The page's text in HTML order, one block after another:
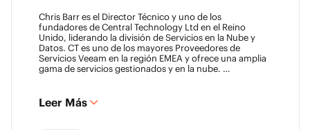
Chris Barr es el Director Técnico y uno de los
fundadores de Central Technology Ltd en el Reino
Unido, liderando la división de Servicios en la Nube y
Datos. CT es uno de los mayores Proveedores de
Servicios Veeam en la región EMEA y ofrece una amplia
gama de servicios gestionados y en la nube.
y tiene mucha experiencia en infraestructura de red
Juniper, virtualización, respaldo y recuperación ante
Leer Más